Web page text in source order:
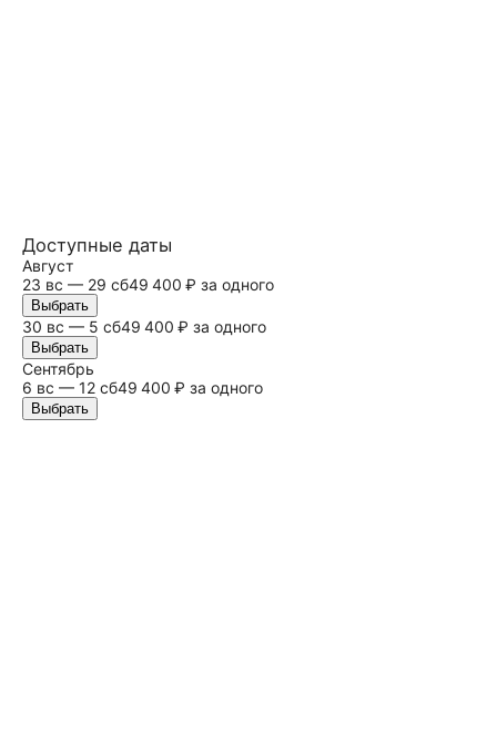
Доступные даты
Август
23 вс — 29 сб49 400 ₽ за одного
Выбрать
30 вс — 5 сб49 400 ₽ за одного
Выбрать
Сентябрь
6 вс — 12 сб49 400 ₽ за одного
Выбрать